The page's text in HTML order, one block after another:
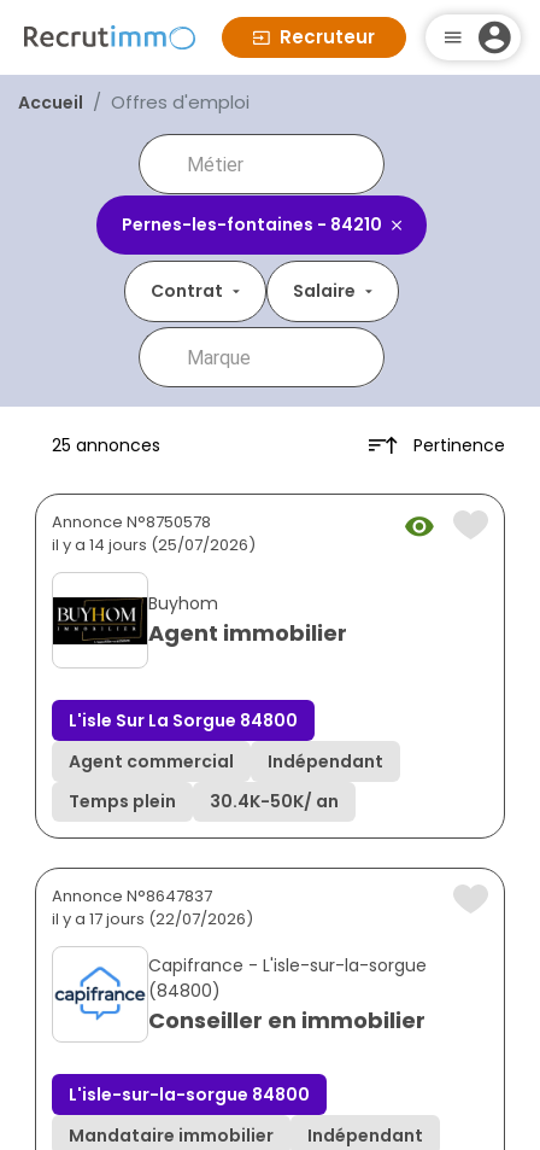
Recruteur
Accueil Offres d'emploi
Pernes-les-fontaines - 84210
Contrat Salaire
25 annonces Pertinence
Annonce N°8750578
il y a 14 jours (25/07/2026)
Buyhom
Agent immobilier
L'isle Sur La Sorgue 84800
Agent commercial
Indépendant
Temps plein
30.4K-50K/ an
Annonce N°8647837
il y a 17 jours (22/07/2026)
Capifrance - L'isle-sur-la-sorgue
(84800)
Conseiller en immobilier
L'isle-sur-la-sorgue 84800
Mandataire immobilier
Indépendant